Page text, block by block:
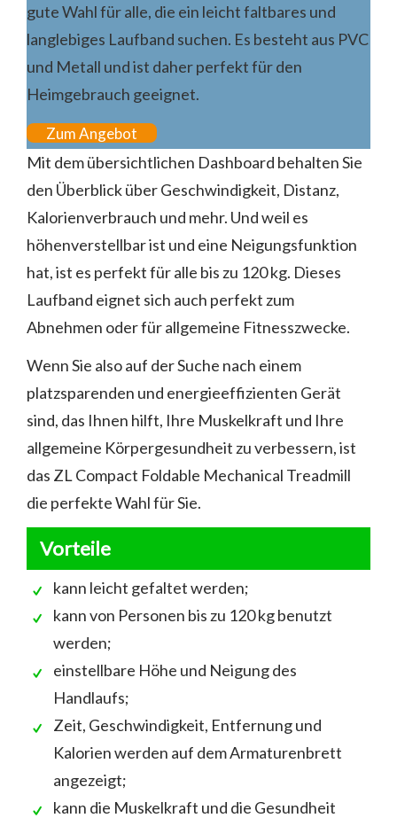
gute Wahl für alle, die ein leicht faltbares und
langlebiges Laufband suchen. Es besteht aus PVC
und Metall und ist daher perfekt für den
Heimgebrauch geeignet.
Zum Angebot
Mit dem übersichtlichen Dashboard behalten Sie
den Überblick über Geschwindigkeit, Distanz,
Kalorienverbrauch und mehr. Und weil es
höhenverstellbar ist und eine Neigungsfunktion
hat, ist es perfekt für alle bis zu 120 kg. Dieses
Laufband eignet sich auch perfekt zum
Abnehmen oder für allgemeine Fitnesszwecke.
Wenn Sie also auf der Suche nach einem
platzsparenden und energieeffizienten Gerät
sind, das Ihnen hilft, Ihre Muskelkraft und Ihre
allgemeine Körpergesundheit zu verbessern, ist
das ZL Compact Foldable Mechanical Treadmill
die perfekte Wahl für Sie.
Vorteile
kann leicht gefaltet werden;
kann von Personen bis zu 120 kg benutzt
werden;
einstellbare Höhe und Neigung des
Handlaufs;
Zeit, Geschwindigkeit, Entfernung und
Kalorien werden auf dem Armaturenbrett
angezeigt;
kann die Muskelkraft und die Gesundheit